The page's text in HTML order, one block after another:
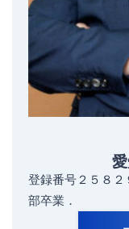
登録番号２５８
部卒業．